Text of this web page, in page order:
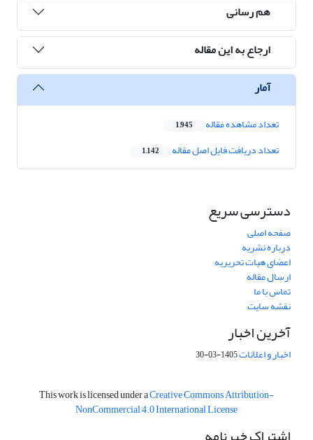
هم رسانی
ارجاع به این مقاله
آمار
تعداد مشاهده مقاله 1,945
تعداد دریافت فایل اصل مقاله 1,142
دسترسی سریع
صفحه اصلی
درباره نشریه
اعضای هیات تحریریه
ارسال مقاله
تماس با ما
نقشه سایت
آخرین اخبار
اخبار و اعلانات1405-03-30
This work is licensed under aCreative Commons Attribution-
NonCommercial 4.0 International License